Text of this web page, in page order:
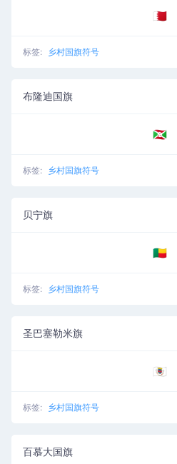
🇧🇭
标签: 乡村国旗符号
布隆迪国旗
🇧🇮
标签: 乡村国旗符号
贝宁旗
🇧🇯
标签: 乡村国旗符号
圣巴塞勒米旗
🇧🇱
标签: 乡村国旗符号
百慕大国旗